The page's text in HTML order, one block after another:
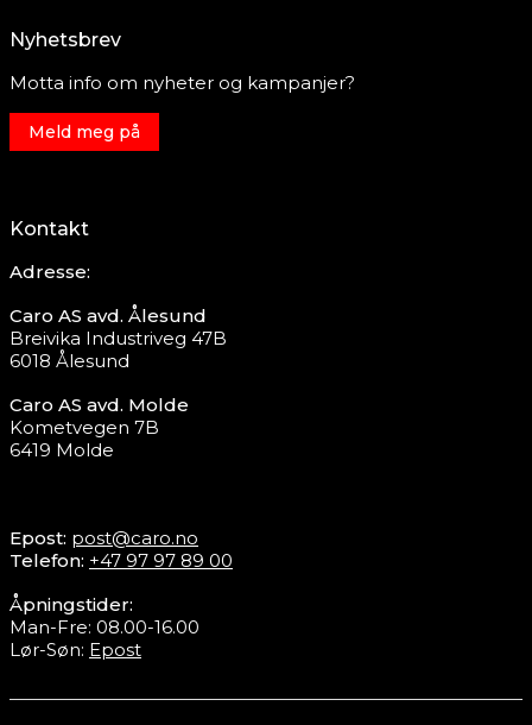
Nyhetsbrev
Motta info om nyheter og kampanjer?
Meld meg på
Kontakt
Adresse:
Caro AS avd. Ålesund
Breivika Industriveg 47B
6018 Ålesund
Caro AS avd. Molde
Kometvegen 7B
6419 Molde
Epost: post@caro.no
Telefon: +47 97 97 89 00
Åpningstider:
Man-Fre: 08.00-16.00
Lør-Søn: Epost